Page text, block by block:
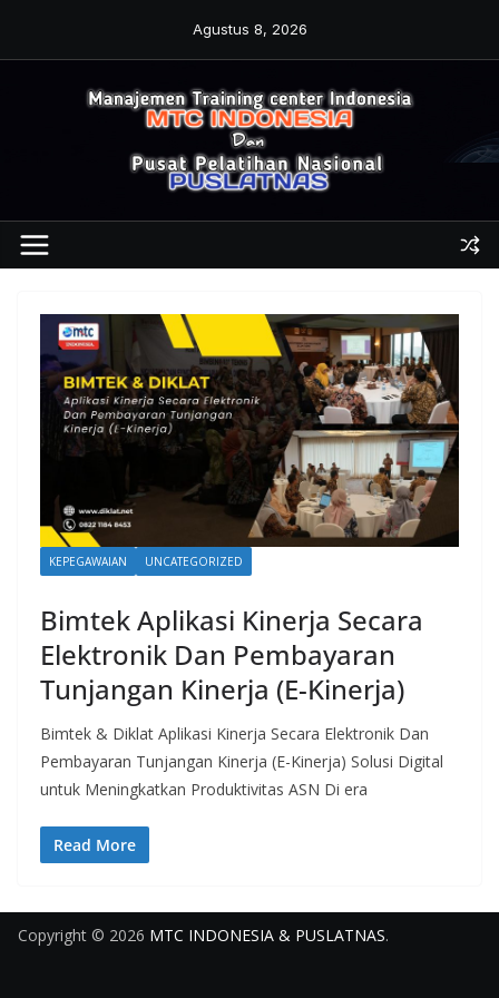
Agustus 8, 2026
KEPEGAWAIAN UNCATEGORIZED
Bimtek Aplikasi Kinerja Secara
Elektronik Dan Pembayaran
Tunjangan Kinerja (E-Kinerja)
Bimtek & Diklat Aplikasi Kinerja Secara Elektronik Dan
Pembayaran Tunjangan Kinerja (E-Kinerja) Solusi Digital
untuk Meningkatkan Produktivitas ASN Di era
Read More
Copyright © 2026 MTC INDONESIA & PUSLATNAS.